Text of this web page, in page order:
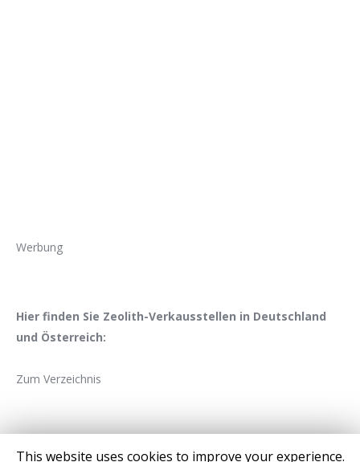
Werbung
Hier finden Sie Zeolith-Verkausstellen in Deutschland
und Österreich:
Zum Verzeichnis
This website uses cookies to improve your experience.